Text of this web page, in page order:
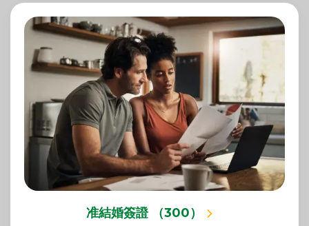
准結婚簽證 （300）